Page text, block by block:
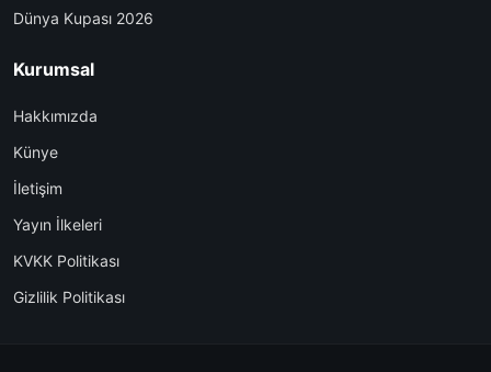
Dünya Kupası 2026
Kurumsal
Hakkımızda
Künye
İletişim
Yayın İlkeleri
KVKK Politikası
Gizlilik Politikası